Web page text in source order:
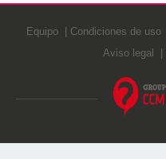
Equipo Condiciones de uso
Aviso legal